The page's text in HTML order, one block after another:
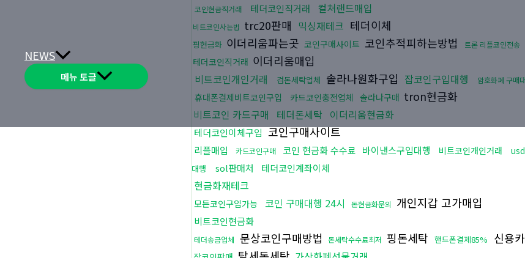
NEWS
메뉴 토글
코인현금직거래 테더코인직거래 컬쳐랜드매입
비트코인사는법 trc20판매 믹싱재테크 테더이체
핑현금화 이더리움파는곳 코인구매사이트 코인추적피하는방법 트론 리플코인전송
테더코인직거래 이더리움매입
비트코인개인거래 검돈세탁업체 솔라나원화구입 잡코인구입대행 암호화폐 구매
휴대폰결제비트코인구입 카드코인충전업체 솔라나구매 tron현금화
비트코인 카드구매 테더돈세탁 이더리움현금화
테더코인이체구입 코인구매사이트
리플매입 카드코인구매 코인 현금화 수수료 바이낸스구입대행 비트코인개인거래
대행
sol판매처 테더코인계좌이체
현금화재테크
모든코인구입가능 코인 구매대행 24시 돈현금화문의 개인지갑 고가매입
비트코인현금화
테더송금업체 문상코인구매방법 돈세탁수수료최저 핑돈세탁 핸드폰결제85% 신용